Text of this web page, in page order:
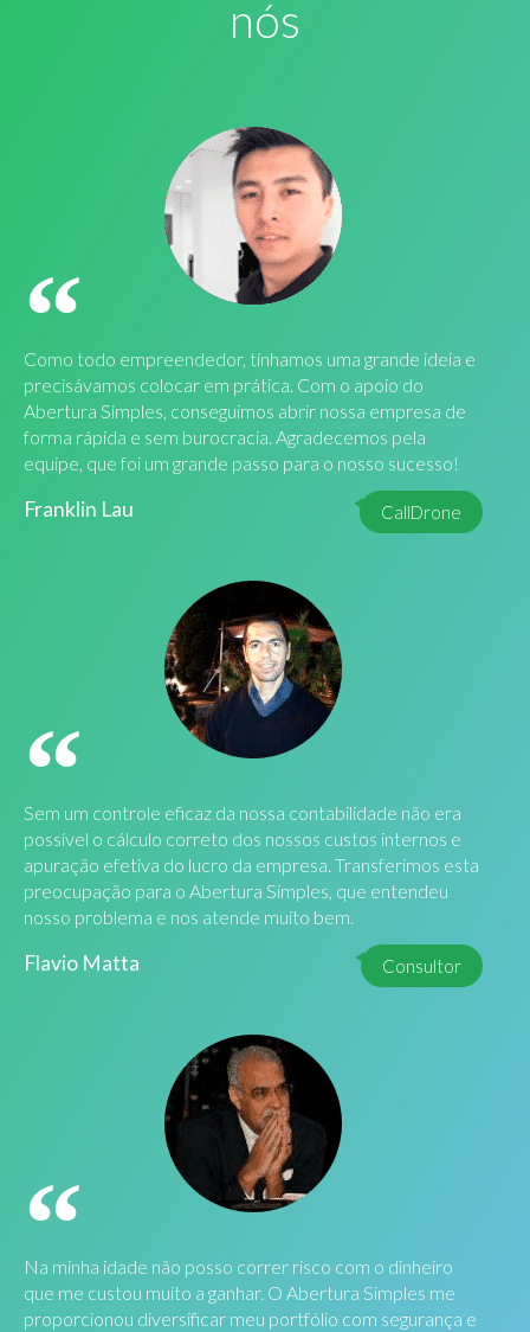
nós
Como todo empreendedor, tínhamos uma grande ideia e
precisávamos colocar em prática. Com o apoio do
Abertura Simples, conseguimos abrir nossa empresa de
forma rápida e sem burocracia. Agradecemos pela
equipe, que foi um grande passo para o nosso sucesso!
Franklin Lau CallDrone
Sem um controle eficaz da nossa contabilidade não era
possível o cálculo correto dos nossos custos internos e
apuração efetiva do lucro da empresa. Transferimos esta
preocupação para o Abertura Simples, que entendeu
nosso problema e nos atende muito bem.
Flavio Matta Consultor
Na minha idade não posso correr risco com o dinheiro
que me custou muito a ganhar. O Abertura Simples me
proporcionou diversificar meu portfólio com segurança e